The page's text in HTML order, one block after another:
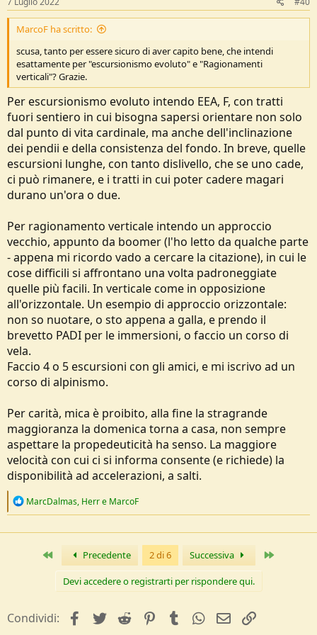
:
MarcoF ha scritto:
scusa, tanto per essere sicuro di aver capito bene, che intendi
esattamente per "escursionismo evoluto" e "Ragionamenti
verticali"? Grazie.
Per escursionismo evoluto intendo EEA, F, con tratti
fuori sentiero in cui bisogna sapersi orientare non solo
dal punto di vita cardinale, ma anche dell'inclinazione
dei pendii e della consistenza del fondo. In breve, quelle
escursioni lunghe, con tanto dislivello, che se uno cade,
ci può rimanere, e i tratti in cui poter cadere magari
durano un'ora o due.
Per ragionamento verticale intendo un approccio
vecchio, appunto da boomer (l'ho letto da qualche parte
- appena mi ricordo vado a cercare la citazione), in cui le
cose difficili si affrontano una volta padroneggiate
quelle più facili. In verticale come in opposizione
all'orizzontale. Un esempio di approccio orizzontale:
non so nuotare, o sto appena a galla, e prendo il
brevetto PADI per le immersioni, o faccio un corso di
vela.
Faccio 4 o 5 escursioni con gli amici, e mi iscrivo ad un
corso di alpinismo.
Per carità, mica è proibito, alla fine la stragrande
maggioranza la domenica torna a casa, non sempre
aspettare la propedeuticità ha senso. La maggiore
velocità con cui ci si informa consente (e richiede) la
disponibilità ad accelerazioni, a salti.
R
c
MarcDalmas, Herre MarcoF
Primo Precedente 2 di 6 Successiva
Devi accedere o registrarti per rispondere qui.
Condividi: facebookTwitterReddit PinterestTumblrWhatsApp
e-mail